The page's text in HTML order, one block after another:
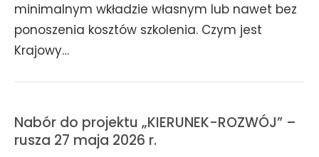
minimalnym wkładzie własnym lub nawet bez
ponoszenia kosztów szkolenia. Czym jest
Krajowy…
Nabór do projektu „KIERUNEK-ROZWÓJ” –
rusza 27 maja 2026 r.